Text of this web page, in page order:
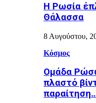
Η Ρωσία
Θάλασσα
8 Αυγούστου,
Κόσμος
Ομάδα
πλαστό